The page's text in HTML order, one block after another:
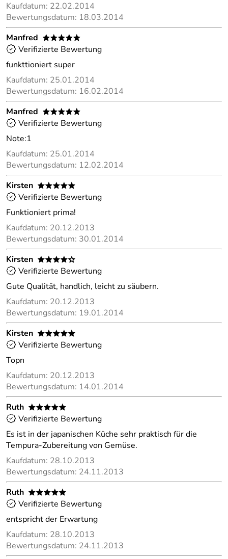
Kaufdatum: 22.02.2014
Bewertungsdatum: 18.03.2014
Manfred
*****
Verifizierte Bewertung
funkttioniert super
Kaufdatum: 25.01.2014
Bewertungsdatum: 16.02.2014
Manfred
*****
Verifizierte Bewertung
Note:1
Kaufdatum: 25.01.2014
Bewertungsdatum: 12.02.2014
Kirsten
*****
Verifizierte Bewertung
Funktioniert prima!
Kaufdatum: 20.12.2013
Bewertungsdatum: 30.01.2014
Kirsten
****o
Verifizierte Bewertung
Gute Qualität, handlich, leicht zu säubern.
Kaufdatum: 20.12.2013
Bewertungsdatum: 19.01.2014
Kirsten
*****
Verifizierte Bewertung
Topn
Kaufdatum: 20.12.2013
Bewertungsdatum: 14.01.2014
Ruth
*****
Verifizierte Bewertung
Es ist in der japanischen Küche sehr praktisch für die
Tempura-Zubereitung von Gemüse.
Kaufdatum: 28.10.2013
Bewertungsdatum: 24.11.2013
Ruth
*****
Verifizierte Bewertung
entspricht der Erwartung
Kaufdatum: 28.10.2013
Bewertungsdatum: 24.11.2013